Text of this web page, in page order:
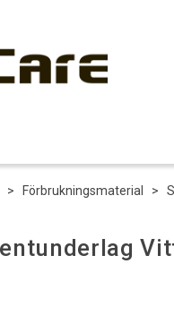
> Förbrukningsmaterial >